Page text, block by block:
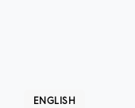
ENGLISH